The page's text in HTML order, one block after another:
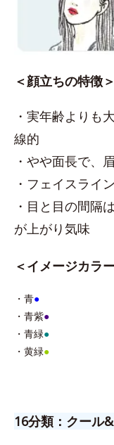
＜顔立ちの特徴＞
・実年齢よりも
線的
・やや面長で、
・フェイスライ
・目と目の間隔
が上がり気味
＜イメージカラ
・青●
・青紫●
・青緑●
・黄緑●
16分類：クール